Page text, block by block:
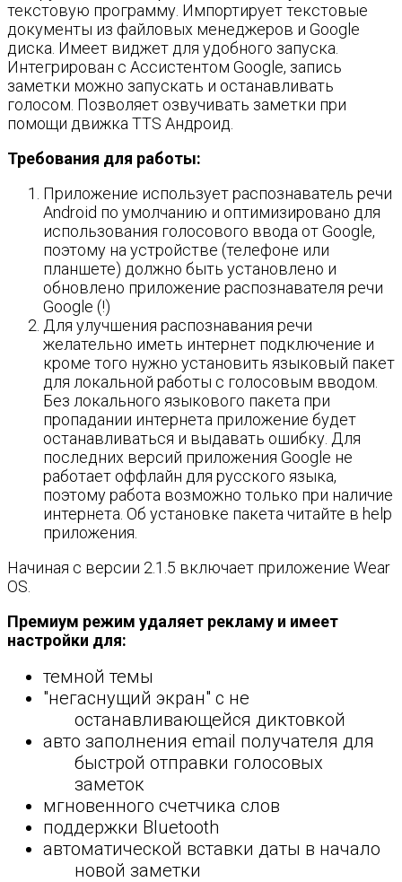
текстовую программу. Импортирует текстовые
документы из файловых менеджеров и Google
диска. Имеет виджет для удобного запуска.
Интегрирован с Ассистентом Google, запись
заметки можно запускать и останавливать
голосом. Позволяет озвучивать заметки при
помощи движка TTS Андроид.
Требования для работы:
Приложение использует распознаватель речи
Android по умолчанию и оптимизировано для
использования голосового ввода от Google,
поэтому на устройстве (телефоне или
планшете) должно быть установлено и
обновлено приложение распознавателя речи
Google (!)
Для улучшения распознавания речи
желательно иметь интернет подключение и
кроме того нужно установить языковый пакет
для локальной работы с голосовым вводом.
Без локального языкового пакета при
пропадании интернета приложение будет
останавливаться и выдавать ошибку. Для
последних версий приложения Google не
работает оффлайн для русского языка,
поэтому работа возможно только при наличие
интернета. Об установке пакета читайте в help
приложения.
Начиная с версии 2.1.5 включает приложение Wear
OS.
Премиум режим удаляет рекламу и имеет
настройки для:
темной темы
"негаснущий экран" с не
останавливающейся диктовкой
авто заполнения email получателя для
быстрой отправки голосовых
заметок
мгновенного счетчика слов
поддержки Bluetooth
автоматической вставки даты в начало
новой заметки